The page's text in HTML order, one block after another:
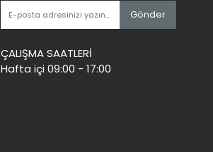
Gönder
ÇALIŞMA SAATLERİ
Hafta içi 09:00 - 17:00